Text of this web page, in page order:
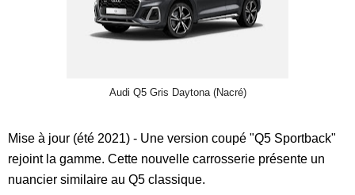
Audi Q5 Gris Daytona (Nacré)
Mise à jour (été 2021) - Une version coupé "Q5 Sportback"
rejoint la gamme. Cette nouvelle carrosserie présente un
nuancier similaire au Q5 classique.